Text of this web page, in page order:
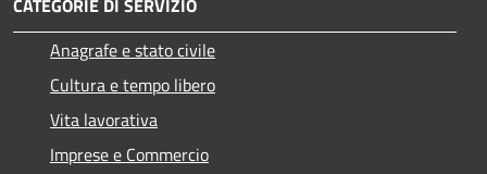
Anagrafe e stato civile
Cultura e tempo libero
Vita lavorativa
Imprese e Commercio